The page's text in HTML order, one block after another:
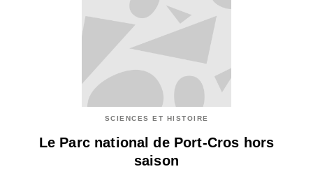
SCIENCES ET HISTOIRE
Le Parc national de Port-Cros hors
saison